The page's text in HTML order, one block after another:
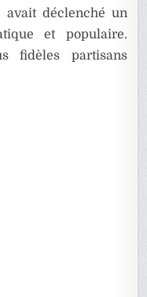
avait déclenché un
et populaire.
fidèles partisans